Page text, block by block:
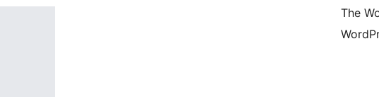
The